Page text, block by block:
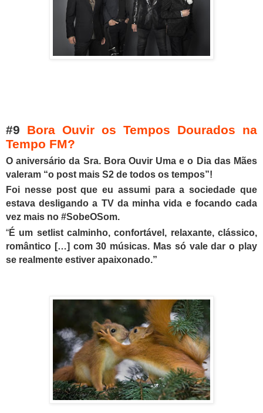
#9 Bora Ouvir os Tempos Dourados na
Tempo FM?
O aniversário da Sra. Bora Ouvir Uma e o Dia das Mães
valeram “o post mais S2 de todos os tempos”!
Foi nesse post que eu assumi para a sociedade que
estava desligando a TV da minha vida e focando cada
vez mais no #SobeOSom.
“É um setlist calminho, confortável, relaxante, clássico,
romântico […] com 30 músicas. Mas só vale dar o play
se realmente estiver apaixonado.”